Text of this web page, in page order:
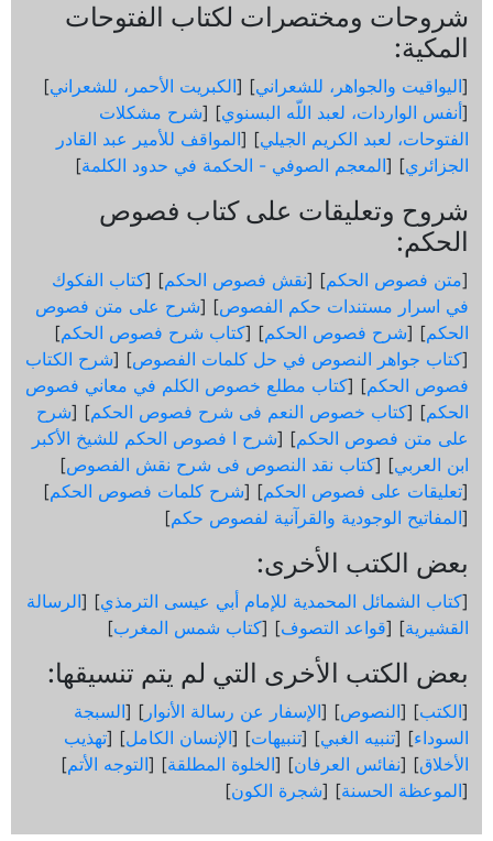
شروحات ومختصرات لكتاب الفتوحات
المكية:
[اليواقيت والجواهر، للشعراني] [الكبريت الأحمر، للشعراني]
[أنفس الواردات، لعبد اللّه البسنوي] [شرح مشكلات
الفتوحات، لعبد الكريم الجيلي] [المواقف للأمير عبد القادر
الجزائري] [المعجم الصوفي - الحكمة في حدود الكلمة]
شروح وتعليقات على كتاب فصوص
الحكم:
[متن فصوص الحكم] [نقش فصوص الحكم] [كتاب الفكوك
في اسرار مستندات حكم الفصوص] [شرح على متن فصوص
الحكم] [شرح فصوص الحكم] [كتاب شرح فصوص الحكم]
[كتاب جواهر النصوص في حل كلمات الفصوص] [شرح الكتاب
فصوص الحكم] [كتاب مطلع خصوص الكلم في معاني فصوص
الحكم] [كتاب خصوص النعم فى شرح فصوص الحكم] [شرح
على متن فصوص الحكم] [شرح ا فصوص الحكم للشيخ الأكبر
ابن العربي] [كتاب نقد النصوص فى شرح نقش الفصوص]
[تعليقات على فصوص الحكم] [شرح كلمات فصوص الحكم]
[المفاتيح الوجودية والقرآنیة لفصوص حكم]
بعض الكتب الأخرى:
[كتاب الشمائل المحمدية للإمام أبي عيسى الترمذي] [الرسالة
القشيرية] [قواعد التصوف] [كتاب شمس المغرب]
بعض الكتب الأخرى التي لم يتم تنسيقها:
[الكتب] [النصوص] [الإسفار عن رسالة الأنوار ] [السبجة
السوداء] [تنبيه الغبي] [تنبيهات] [الإنسان الكامل] [تهذيب
الأخلاق] [نفائس العرفان] [الخلوة المطلقة] [التوجه الأتم]
[الموعظة الحسنة] [شجرة الكون]